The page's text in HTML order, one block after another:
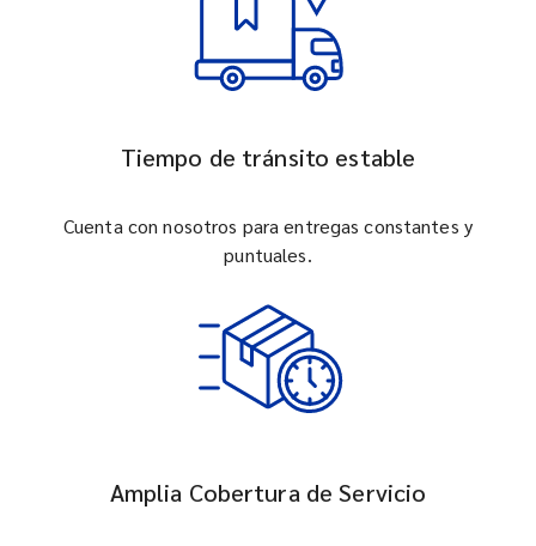
Tiempo de tránsito estable
Cuenta con nosotros para entregas constantes y
puntuales.
Amplia Cobertura de Servicio